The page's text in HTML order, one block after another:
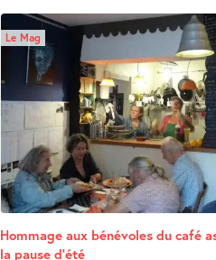
Le Mag
Hommage aux bénévoles du café
la pause d’été